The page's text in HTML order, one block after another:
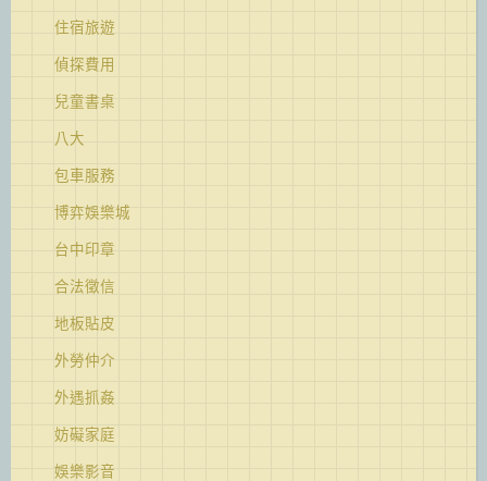
住宿旅遊
偵探費用
兒童書桌
八大
包車服務
博弈娛樂城
台中印章
合法徵信
地板貼皮
外勞仲介
外遇抓姦
妨礙家庭
娛樂影音